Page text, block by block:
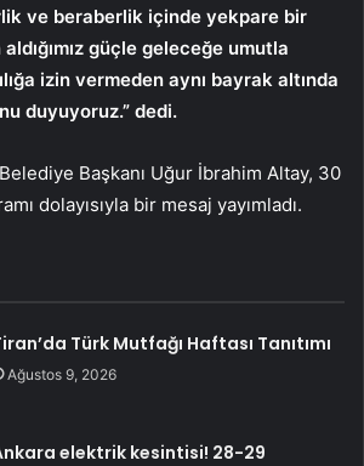
ve beraberlik içinde yekpare bir
güçle geleceğe umutla
izin vermeden aynı bayrak altında
duyuyoruz.” dedi.
Başkanı Uğur İbrahim Altay, 30
dolayısıyla bir mesaj yayımladı.
Türk Mutfağı Haftası Tanıtımı
Ağustos 9, 2026
elektrik kesintisi! 28-29